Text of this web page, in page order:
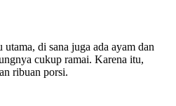
di sana juga ada ayam dan
cukup ramai. Karena itu,
ribuan porsi.